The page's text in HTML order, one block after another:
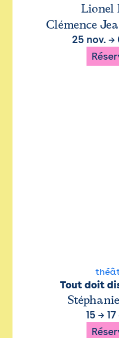
Lionel
Clémence
25 nov. →
Tout doit
15 →